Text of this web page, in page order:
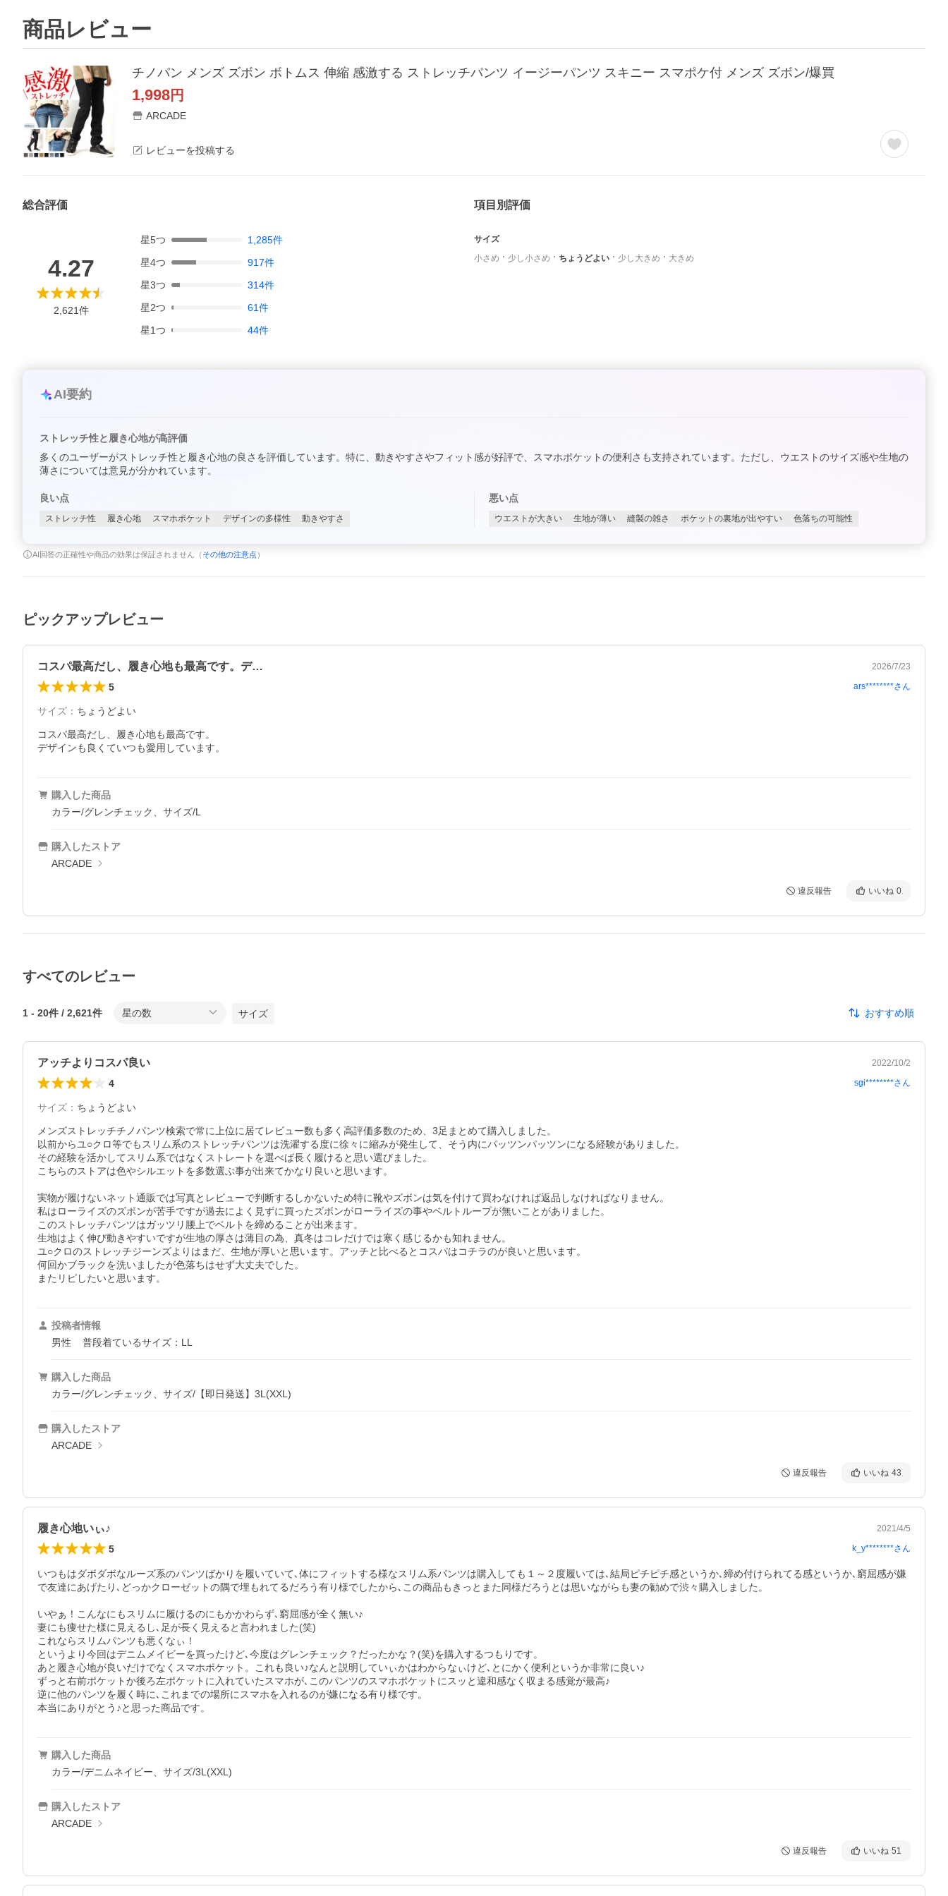
商品レビュー
チノパン メンズ ズボン ボトムス 伸縮 感激する ストレッチパンツ イージーパンツ スキニー スマポケ付 メンズ ズボン/爆買
1,998円
ARCADE
レビューを投稿する
総合評価
4.27
2,621件
星5つ 1,285件
星4つ 917件
星3つ 314件
星2つ 61件
星1つ 44件
項目別評価
サイズ
小さめ
少し小さめ ちょうどよい 少し大きめ 大きめ
AI要約
ストレッチ性と履き心地が高評価
多くのユーザーがストレッチ性と履き心地の良さを評価しています。特に、動きやすさやフィット感が好評で、スマホポケットの便利さも支持されています。ただし、ウエストのサイズ感や生地の
薄さについては意見が分かれています。
良い点
ストレッチ性 履き心地 スマホポケット デザインの多様性 動きやすさ
悪い点
ウエストが大きい 生地が薄い 縫製の雑さ ポケットの裏地が出やすい 色落ちの可能性
AI回答の正確性や商品の効果は保証されません（ その他の注意点 ）
ピックアップレビュー
コスパ最高だし、履き心地も最高です。デ… 2026/7/23
5 ars********さん
サイズ ： ちょうどよい
コスパ最高だし、履き心地も最高です。
デザインも良くていつも愛用しています。
購入した商品
カラー/グレンチェック、サイズ/L
購入したストア
ARCADE
違反報告 いいね 0
すべてのレビュー
1 - 20件 / 2,621件 星の数 サイズ おすすめ順
アッチよりコスパ良い 2022/10/2
4 sgi********さん
サイズ ： ちょうどよい
メンズストレッチチノパンツ検索で常に上位に居てレビュー数も多く高評価多数のため、3足まとめて購入しました。
以前からユ○クロ等でもスリム系のストレッチパンツは洗濯する度に徐々に縮みが発生して、そう内にパッツンパッツンになる経験がありました。
その経験を活かしてスリム系ではなくストレートを選べば長く履けると思い選びました。
こちらのストアは色やシルエットを多数選ぶ事が出来てかなり良いと思います。
実物が履けないネット通販では写真とレビューで判断するしかないため特に靴やズボンは気を付けて買わなければ返品しなければなりません。
私はローライズのズボンが苦手ですが過去によく見ずに買ったズボンがローライズの事やベルトループが無いことがありました。
このストレッチパンツはガッツリ腰上でベルトを締めることが出来ます。
生地はよく伸び動きやすいですが生地の厚さは薄目の為、真冬はコレだけでは寒く感じるかも知れません。
ユ○クロのストレッチジーンズよりはまだ、生地が厚いと思います。アッチと比べるとコスパはコチラのが良いと思います。
何回かブラックを洗いましたが色落ちはせず大丈夫でした。
またリピしたいと思います。
投稿者情報
男性
普段着ているサイズ：LL
購入した商品
カラー/グレンチェック、サイズ/【即日発送】3L(XXL)
購入したストア
ARCADE
違反報告 いいね 43
履き心地いぃ♪ 2021/4/5
5 k_y********さん
いつもはダボダボなルーズ系のパンツばかりを履いていて､体にフィットする様なスリム系パンツは購入しても１～２度履いては､結局ピチピチ感というか､締め付けられてる感というか､窮屈感が嫌
で友達にあげたり､どっかクローゼットの隅で埋もれてるだろう有り様でしたから､この商品もきっとまた同様だろうとは思いながらも妻の勧めで渋々購入しました。
いやぁ！こんなにもスリムに履けるのにもかかわらず､窮屈感が全く無い♪
妻にも痩せた様に見えるし､足が長く見えると言われました(笑)
これならスリムパンツも悪くなぃ！
というより今回はデニムメイビーを買ったけど､今度はグレンチェック？だったかな？(笑)を購入するつもりです。
あと履き心地が良いだけでなくスマホポケット。これも良い♪なんと説明していぃかはわからなぃけど､とにかく便利というか非常に良い♪
ずっと右前ポケットか後ろ左ポケットに入れていたスマホが､このパンツのスマホポケットにスッと違和感なく収まる感覚が最高♪
逆に他のパンツを履く時に､これまでの場所にスマホを入れるのが嫌になる有り様です。
本当にありがとう♪と思った商品です。
購入した商品
カラー/デニムネイビー、サイズ/3L(XXL)
購入したストア
ARCADE
違反報告 いいね 51